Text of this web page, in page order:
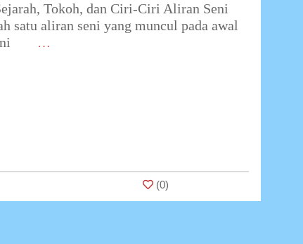
Tokoh, dan Ciri-Ciri Aliran Seni
satu aliran seni yang muncul pada awal
…
(0)